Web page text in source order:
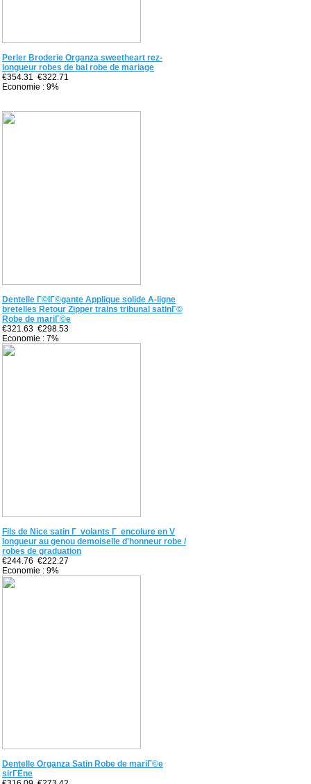
Perler Broderie Organza sweetheart rez-
longueur robes de bal robe de mariage
€354.31 €322.71
Economie : 9%
Dentelle Г©lГ©gante Applique solide A-ligne
bretelles Retour Zipper trains tribunal satinГ©
Robe de mariГ©e
€321.63 €298.53
Economie : 7%
Fils de Nice satin Г volants Г encolure en V
longueur au genou demoiselle d'honneur robe /
robes de graduation
€244.76 €222.27
Economie : 9%
Dentelle Organza Satin Robe de mariГ©e
sirГЁne